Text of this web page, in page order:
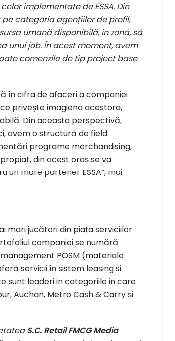
implementate de ESSA. Din
pe categoria agențiilor de profil,
umană disponibilă, în zonă, să
unui job. În acest moment, avem
comenzile de tip project base
în cifra de afaceri a companiei
privește imagiena acestora,
Din aceasta perspectivă,
avem o structură de field
programe merchandising,
din acest oraș se va
un mare partener ESSA”, mai
mari jucători din piața serviciilor
companiei se numără
POSM (materiale
servicii în sistem leasing si
sunt leaderi in categoriile in care
Auchan, Metro Cash & Carry și
S.C. Retail FMCG Media